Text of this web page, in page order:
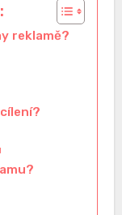
reklamě?